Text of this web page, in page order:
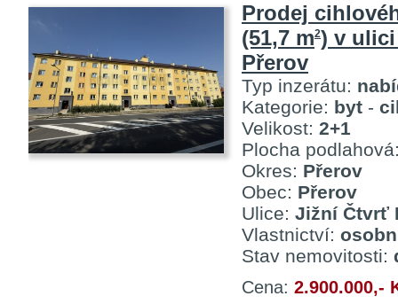
Prodej
(51,7 m2) v
Přerov
Typ inzerátu:
Kategorie: byt -
Velikost: 2+1
Plocha
Okres: Přerov
Obec: Přerov
Ulice: Jižní Čtvrť
Vlastnictví:
Stav nemovitosti:
Cena: 2.900.000,-